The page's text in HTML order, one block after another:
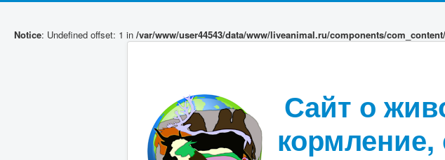
Notice: Undefined offset: 1 in /var/www/user44543/data/www/liveanimal.ru/components/
Сайт о